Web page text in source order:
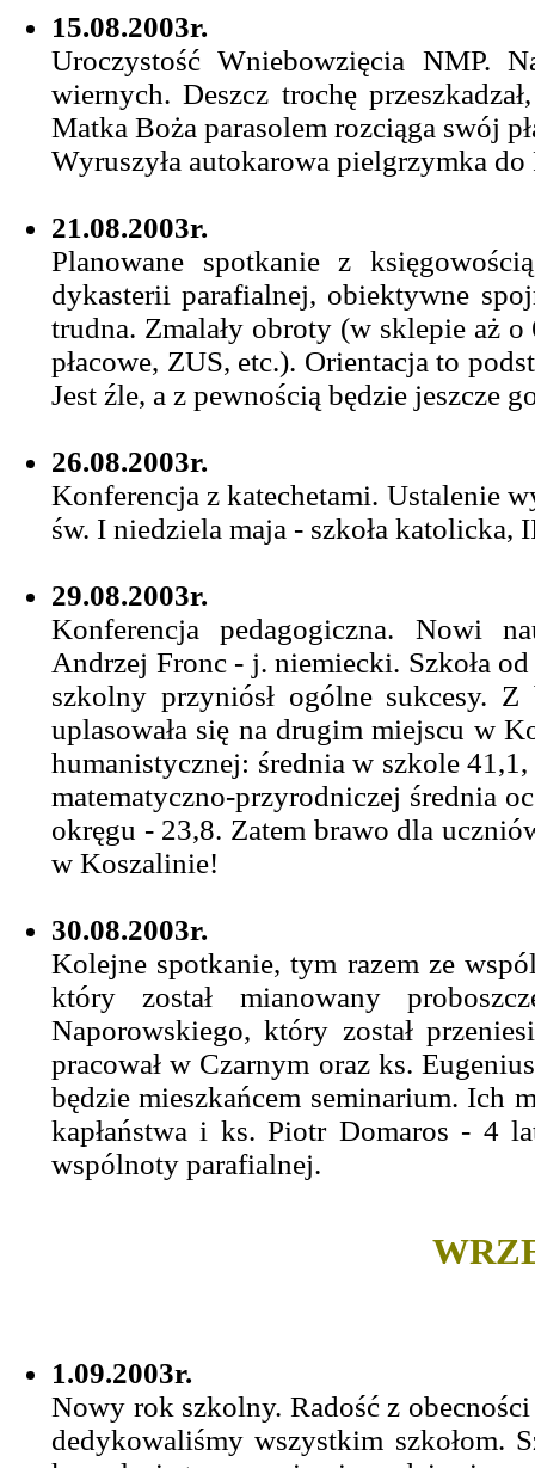
15.08.2003r.
Uroczystość Wniebowzięcia NMP.
wiernych. Deszcz trochę
Matka Boża parasolem rozciąga swój
Wyruszyła autokarowa pielgrzymka do
21.08.2003r.
Planowane spotkanie z
dykasterii parafialnej, obiektywne
trudna. Zmalały obroty (w sklepie aż
płacowe, ZUS, etc.). Orientacja to
Jest źle, a z pewnością będzie jeszcze
26.08.2003r.
Konferencja z katechetami. Ustalenie
św. I niedziela maja - szkoła
29.08.2003r.
Konferencja pedagogiczna. Nowi
Andrzej Fronc - j. niemiecki. Szkoła
szkolny przyniósł ogólne sukcesy.
uplasowała się na drugim miejscu w
humanistycznej: średnia w szkole
matematyczno-przyrodniczej średnia
okręgu - 23,8. Zatem brawo dla
w Koszalinie!
30.08.2003r.
Kolejne spotkanie, tym razem ze
który został mianowany
Naporowskiego, który został
pracował w Czarnym oraz ks.
będzie mieszkańcem seminarium. Ich
kapłaństwa i ks. Piotr Domaros - 4
wspólnoty parafialnej.
1.09.2003r.
Nowy rok szkolny. Radość z
dedykowaliśmy wszystkim szkołom.